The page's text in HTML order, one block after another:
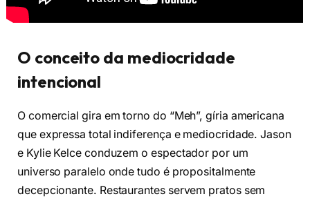
O conceito da mediocridade
intencional
O comercial gira em torno do “Meh”, gíria americana
que expressa total indiferença e mediocridade. Jason
e Kylie Kelce conduzem o espectador por um
universo paralelo onde tudo é propositalmente
decepcionante. Restaurantes servem pratos sem